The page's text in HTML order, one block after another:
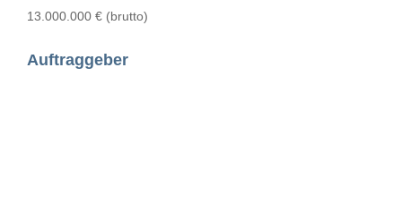
13.000.000 € (brutto)
Auftraggeber